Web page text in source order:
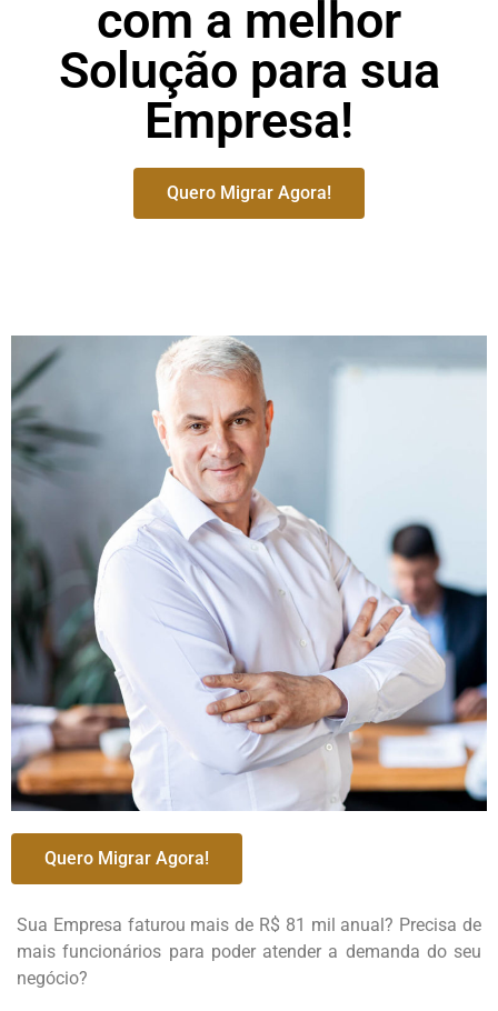
com a melhor
Solução para sua
Empresa!
Quero Migrar Agora!
Quero Migrar Agora!
Sua Empresa faturou mais de R$ 81 mil anual? Precisa de
mais funcionários para poder atender a demanda do seu
negócio?